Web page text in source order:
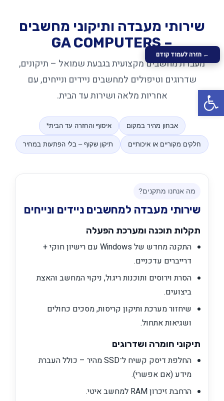
שירותי מעבדה ותיקוני מחשבים
– GA COMPUTERS
מעבדת מחשבים מקצועית בגבעת שמואל – תיקונים,
שדרוגים וטיפולים למחשבים ניידים ונייחים, עם
אחריות מלאה ושירות עד הבית.
אבחון מהיר במקום איסוף והחזרה עד הבית*
חלקים מקוריים או איכותיים תיקון שקוף – בלי הפתעות במחיר
מה אנחנו מתקנים?
שירותי מעבדה למחשבים ניידים ונייחים
תקלות תוכנה ומערכת הפעלה
התקנה מחדש של Windows עם רישיון חוקי +
דרייברים עדכניים.
הסרת וירוסים ותוכנות ריגול, ניקוי המחשב והאצת
ביצועים.
שיחזור מערכת ותיקון קריסות, מסכים כחולים
ושגיאות אתחול.
תיקוני חומרה ושדרוגים
החלפת דיסק קשיח ל־SSD מהיר – כולל העברת
מידע (אם אפשרי).
הרחבת זיכרון RAM למחשב איטי.
← חזרה לעמוד קודם
פתח סרגל נגישות